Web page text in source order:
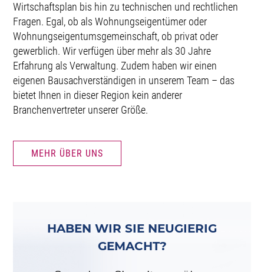
Wirtschaftsplan bis hin zu technischen und rechtlichen
Fragen. Egal, ob als Wohnungseigentümer oder
Wohnungseigentumsgemeinschaft, ob privat oder
gewerblich. Wir verfügen über mehr als 30 Jahre
Erfahrung als Verwaltung. Zudem haben wir einen
eigenen Bausachverständigen in unserem Team – das
bietet Ihnen in dieser Region kein anderer
Branchenvertreter unserer Größe.
MEHR ÜBER UNS
HABEN WIR SIE NEUGIERIG
GEMACHT?